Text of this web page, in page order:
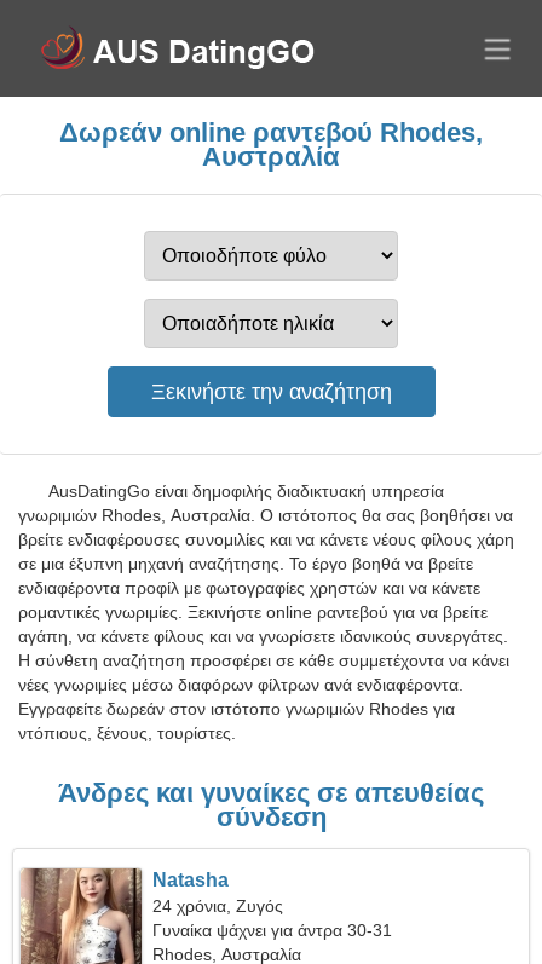
Δωρεάν online ραντεβού Rhodes,
Αυστραλία
AusDatingGo είναι δημοφιλής διαδικτυακή υπηρεσία
γνωριμιών Rhodes, Αυστραλία. Ο ιστότοπος θα σας βοηθήσει να
βρείτε ενδιαφέρουσες συνομιλίες και να κάνετε νέους φίλους χάρη
σε μια έξυπνη μηχανή αναζήτησης. Το έργο βοηθά να βρείτε
ενδιαφέροντα προφίλ με φωτογραφίες χρηστών και να κάνετε
ρομαντικές γνωριμίες. Ξεκινήστε online ραντεβού για να βρείτε
αγάπη, να κάνετε φίλους και να γνωρίσετε ιδανικούς συνεργάτες.
Η σύνθετη αναζήτηση προσφέρει σε κάθε συμμετέχοντα να κάνει
νέες γνωριμίες μέσω διαφόρων φίλτρων ανά ενδιαφέροντα.
Εγγραφείτε δωρεάν στον ιστότοπο γνωριμιών Rhodes για
ντόπιους, ξένους, τουρίστες.
Άνδρες και γυναίκες σε απευθείας
σύνδεση
Natasha
24 χρόνια, Ζυγός
Γυναίκα ψάχνει για άντρα 30-31
Rhodes, Αυστραλία